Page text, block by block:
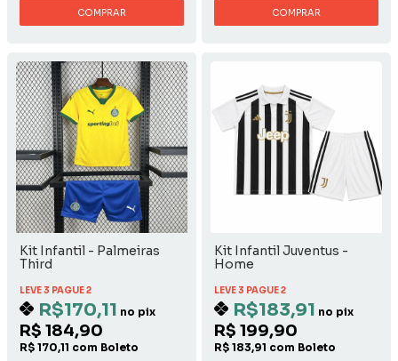
COMPRAR COMPRAR
Kit Infantil - Palmeiras
Third
LEVE 3 PAGUE 2
R$170,11 no pix
R$ 184,90
R$ 170,11 com Boleto
Kit Infantil Juventus -
Home
LEVE 3 PAGUE 2
R$183,91 no pix
R$ 199,90
R$ 183,91 com Boleto